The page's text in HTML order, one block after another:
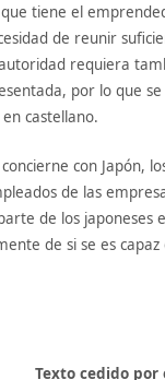
tiene el
de reunir
requiera
por lo que
castellano.
con Japón,
de las
de los
de si se es
Texto cedido por